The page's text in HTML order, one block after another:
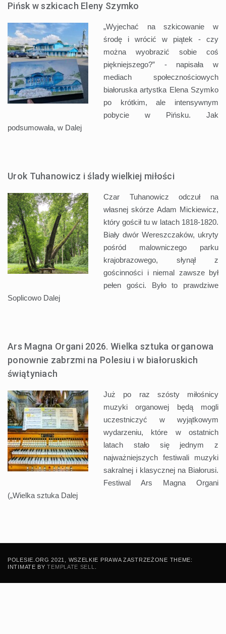
Pińsk w szkicach Eleny Szymko
„Wyjechać na szkicowanie w
środę i wrócić w piątek - czy
można wyobrazić sobie coś
piękniejszego?” - napisała w
mediach społecznościowych
białoruska artystka Elena Szymko
po krótkim, ale intensywnym
pobycie w Pińsku. Jak
podsumowała, w Dalej
Urok Tuhanowicz i ślady wielkiej miłości
Czar Tuhanowicz odczuł na
własnej skórze Adam Mickiewicz,
który gościł tu w latach 1818-1820.
Biały dwór Wereszczaków, ukryty
pośród malowniczego parku
krajobrazowego, słynął z
gościnności i niemal zawsze był
pełen gości. Było to prawdziwe
Soplicowo Dalej
Ars Magna Organi 2026. Wielka sztuka organowa
ponownie zabrzmi na Polesiu i w białoruskich
świątyniach
Już po raz szósty miłośnicy
muzyki organowej będą mogli
uczestniczyć w wyjątkowym
wydarzeniu, które w ostatnich
latach stało się jednym z
najważniejszych festiwali muzyki
sakralnej i klasycznej na Białorusi.
Festiwal Ars Magna Organi
(„Wielka sztuka Dalej
POLESIE.ORG 2021, WSZELKIE PRAWA ZASTRZEŻONE THEME:
INTIMATE BYTEMPLATE SELL.